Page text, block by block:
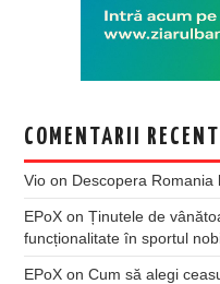
COMENTARII
Vio on Descopera Romania
EPoX onȚinutele de
funcționalitate în sportul
EPoX onCum să alegi